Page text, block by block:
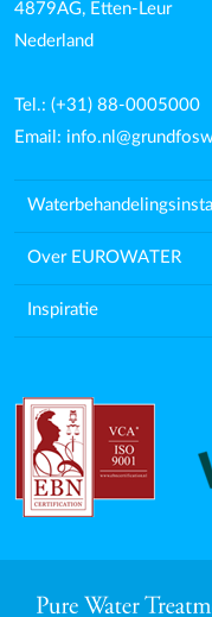
4879AG, Etten-Leur
Nederland
Tel.: (+31) 88-0005000
Email:
Over EUROWATER
Inspiratie